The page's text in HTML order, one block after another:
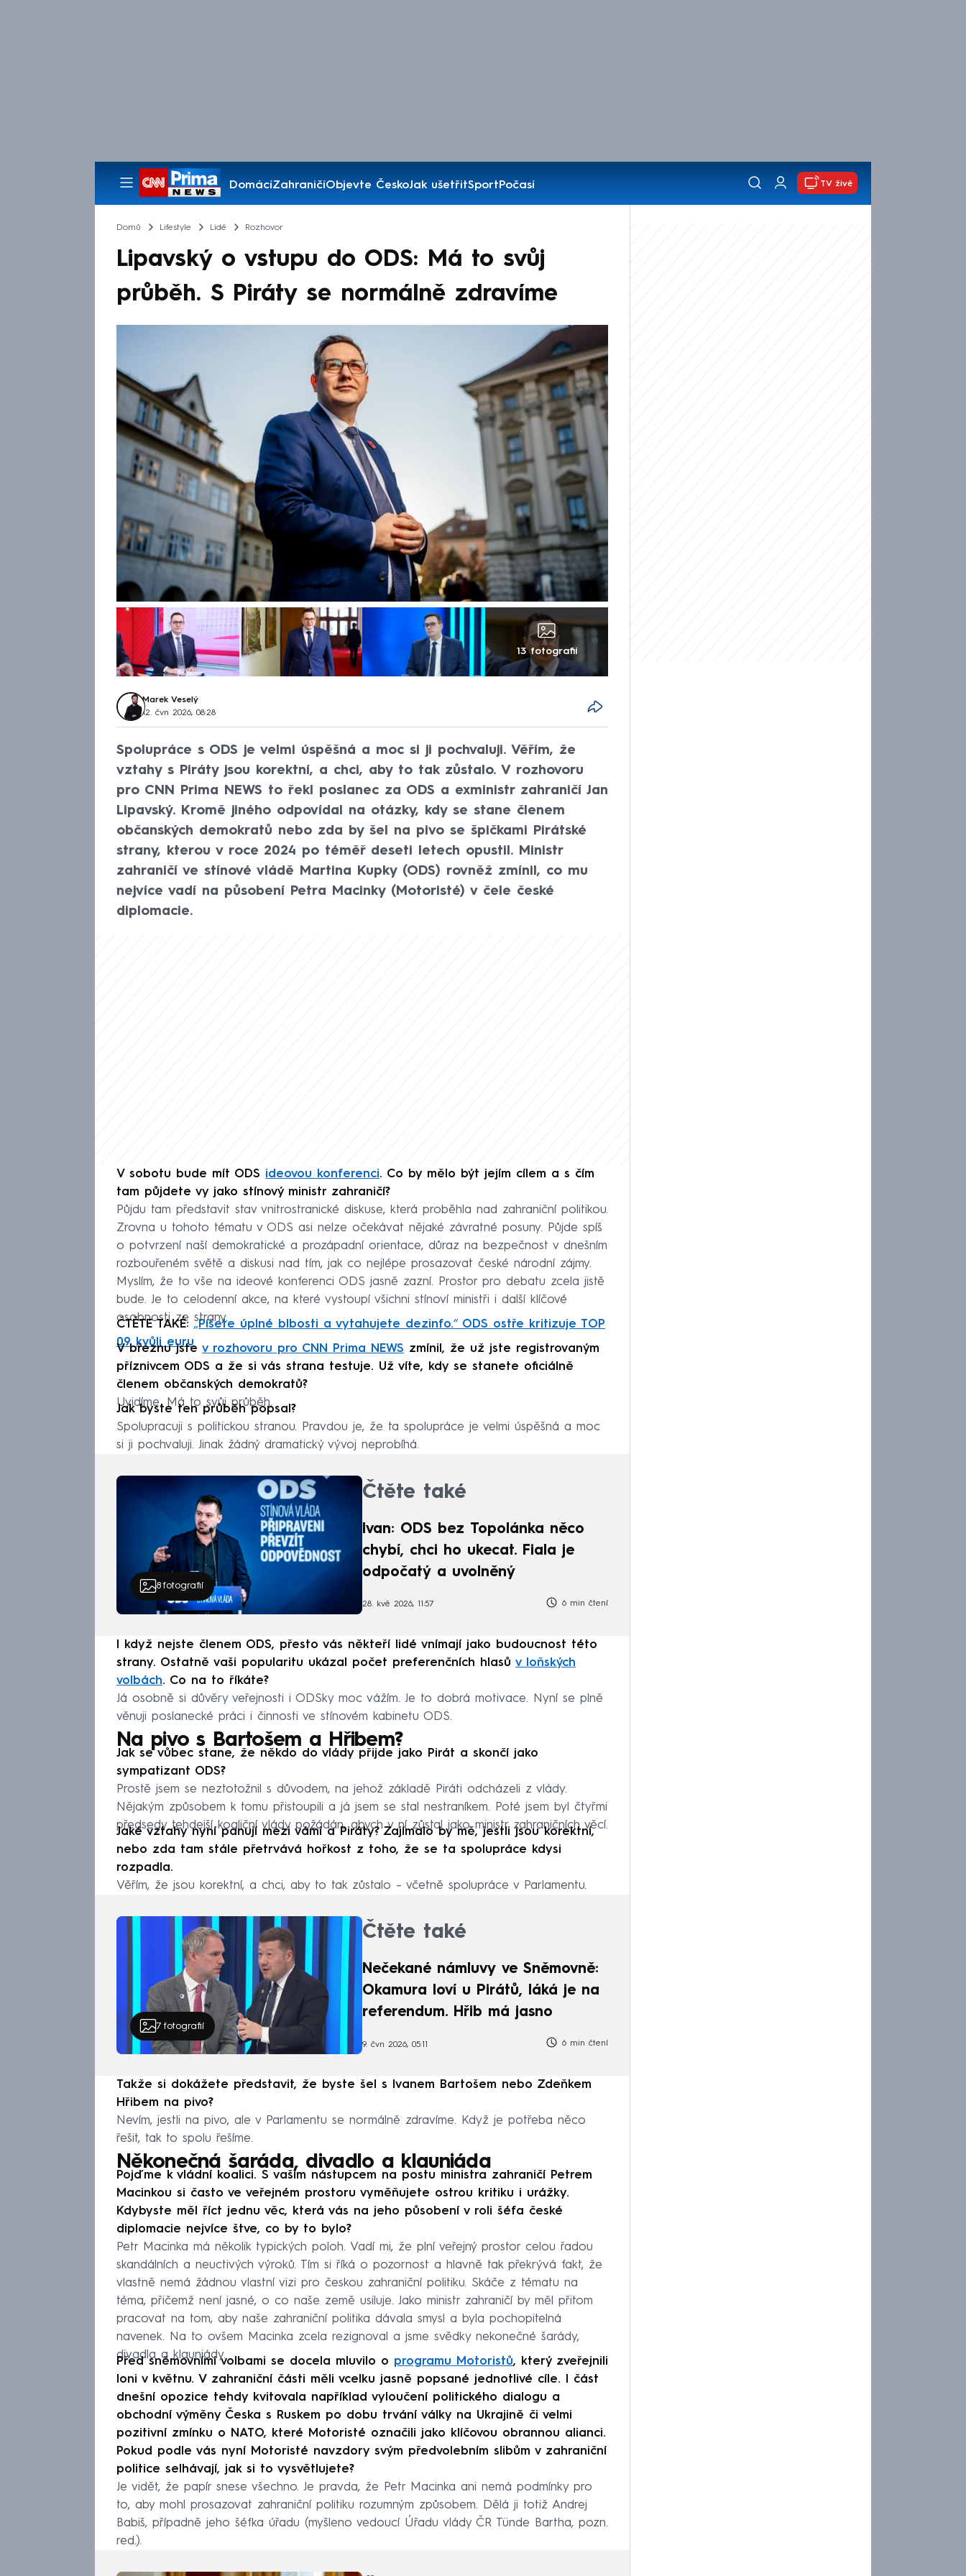
DomácíZahraničíObjevte ČeskoJak ušetřitSportPočasí
Pořady
TV živě
Domů Lifestyle Lidé Rozhovor
Lipavský o vstupu do ODS: Má to svůj
průběh. S Piráty se normálně zdravíme
13 fotografií
Marek Veselý
12. čvn 2026, 08:28
Spolupráce s ODS je velmi úspěšná a moc si ji pochvaluji. Věřím, že
vztahy s Piráty jsou korektní, a chci, aby to tak zůstalo. V rozhovoru
pro CNN Prima NEWS to řekl poslanec za ODS a exministr zahraničí Jan
Lipavský. Kromě jiného odpovídal na otázky, kdy se stane členem
občanských demokratů nebo zda by šel na pivo se špičkami Pirátské
strany, kterou v roce 2024 po téměř deseti letech opustil. Ministr
zahraničí ve stínové vládě Martina Kupky (ODS) rovněž zmínil, co mu
nejvíce vadí na působení Petra Macinky (Motoristé) v čele české
diplomacie.
V sobotu bude mít ODS ideovou konferenci. Co by mělo být jejím cílem a s čím
tam půjdete vy jako stínový ministr zahraničí?
Půjdu tam představit stav vnitrostranické diskuse, která proběhla nad zahraniční politikou.
Zrovna u tohoto tématu v ODS asi nelze očekávat nějaké závratné posuny. Půjde spíš
o potvrzení naší demokratické a prozápadní orientace, důraz na bezpečnost v dnešním
rozbouřeném světě a diskusi nad tím, jak co nejlépe prosazovat české národní zájmy.
Myslím, že to vše na ideové konferenci ODS jasně zazní. Prostor pro debatu zcela jistě
bude. Je to celodenní akce, na které vystoupí všichni stínoví ministři i další klíčové
osobnosti ze strany.
ČTĚTE TAKÉ: „Píšete úplné blbosti a vytahujete dezinfo.“ ODS ostře kritizuje TOP
09 kvůli euru
V březnu jste v rozhovoru pro CNN Prima NEWS zmínil, že už jste registrovaným
příznivcem ODS a že si vás strana testuje. Už víte, kdy se stanete oficiálně
členem občanských demokratů?
Uvidíme. Má to svůj průběh.
Jak byste ten průběh popsal?
Spolupracuji s politickou stranou. Pravdou je, že ta spolupráce je velmi úspěšná a moc
si ji pochvaluji. Jinak žádný dramatický vývoj neprobíhá.
8fotografií
Čtěte také
Ivan: ODS bez Topolánka něco
chybí, chci ho ukecat. Fiala je
odpočatý a uvolněný
28. kvě 2026, 11:57 6 min čtení
I když nejste členem ODS, přesto vás někteří lidé vnímají jako budoucnost této
strany. Ostatně vaši popularitu ukázal počet preferenčních hlasů v loňských
volbách. Co na to říkáte?
Já osobně si důvěry veřejnosti i ODSky moc vážím. Je to dobrá motivace. Nyní se plně
věnuji poslanecké práci i činnosti ve stínovém kabinetu ODS.
Na pivo s Bartošem a Hřibem?
Jak se vůbec stane, že někdo do vlády přijde jako Pirát a skončí jako
sympatizant ODS?
Prostě jsem se neztotožnil s důvodem, na jehož základě Piráti odcházeli z vlády.
Nějakým způsobem k tomu přistoupili a já jsem se stal nestraníkem. Poté jsem byl čtyřmi
předsedy tehdejší koaliční vlády požádán, abych v ní zůstal jako ministr zahraničních věcí.
Jaké vztahy nyní panují mezi vámi a Piráty? Zajímalo by mě, jestli jsou korektní,
nebo zda tam stále přetrvává hořkost z toho, že se ta spolupráce kdysi
rozpadla.
Věřím, že jsou korektní, a chci, aby to tak zůstalo – včetně spolupráce v Parlamentu.
7 fotografií
Čtěte také
Nečekané námluvy ve Sněmovně:
Okamura loví u Pirátů, láká je na
referendum. Hřib má jasno
9. čvn 2026, 05:11 6 min čtení
Takže si dokážete představit, že byste šel s Ivanem Bartošem nebo Zdeňkem
Hřibem na pivo?
Nevím, jestli na pivo, ale v Parlamentu se normálně zdravíme. Když je potřeba něco
řešit, tak to spolu řešíme.
Někonečná šaráda, divadlo a klauniáda
Pojďme k vládní koalici. S vaším nástupcem na postu ministra zahraničí Petrem
Macinkou si často ve veřejném prostoru vyměňujete ostrou kritiku i urážky.
Kdybyste měl říct jednu věc, která vás na jeho působení v roli šéfa české
diplomacie nejvíce štve, co by to bylo?
Petr Macinka má několik typických poloh. Vadí mi, že plní veřejný prostor celou řadou
skandálních a neuctivých výroků. Tím si říká o pozornost a hlavně tak překrývá fakt, že
vlastně nemá žádnou vlastní vizi pro českou zahraniční politiku. Skáče z tématu na
téma, přičemž není jasné, o co naše země usiluje. Jako ministr zahraničí by měl přitom
pracovat na tom, aby naše zahraniční politika dávala smysl a byla pochopitelná
navenek. Na to ovšem Macinka zcela rezignoval a jsme svědky nekonečné šarády,
divadla a klauniády.
Před sněmovními volbami se docela mluvilo o programu Motoristů, který zveřejnili
loni v květnu. V zahraniční části měli vcelku jasně popsané jednotlivé cíle. I část
dnešní opozice tehdy kvitovala například vyloučení politického dialogu a
obchodní výměny Česka s Ruskem po dobu trvání války na Ukrajině či velmi
pozitivní zmínku o NATO, které Motoristé označili jako klíčovou obrannou alianci.
Pokud podle vás nyní Motoristé navzdory svým předvolebním slibům v zahraniční
politice selhávají, jak si to vysvětlujete?
Je vidět, že papír snese všechno. Je pravda, že Petr Macinka ani nemá podmínky pro
to, aby mohl prosazovat zahraniční politiku rozumným způsobem. Dělá ji totiž Andrej
Babiš, případně jeho šéfka úřadu (myšleno vedoucí Úřadu vlády ČR Tünde Bartha, pozn.
red.).